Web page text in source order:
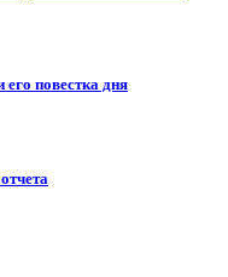
его повестка дня